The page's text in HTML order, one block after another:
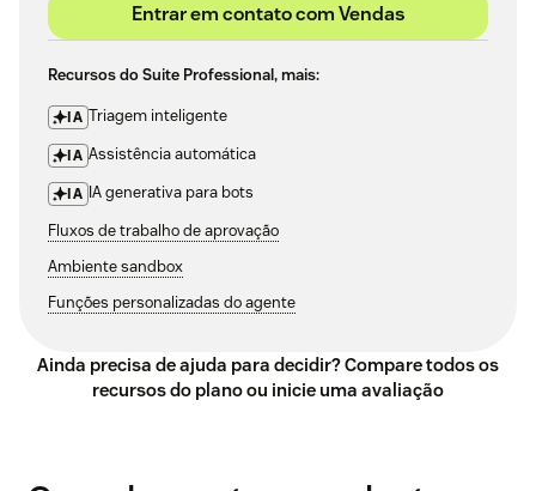
Entrar em contato com Vendas
Recursos do Suite Professional, mais:
IA Triagem inteligente
IA Assistência automática
IA IA generativa para bots
Fluxos de trabalho de aprovação
Ambiente sandbox
Funções personalizadas do agente
Ainda precisa de ajuda para decidir?Compare todos os
recursos do planoou inicie uma avaliação